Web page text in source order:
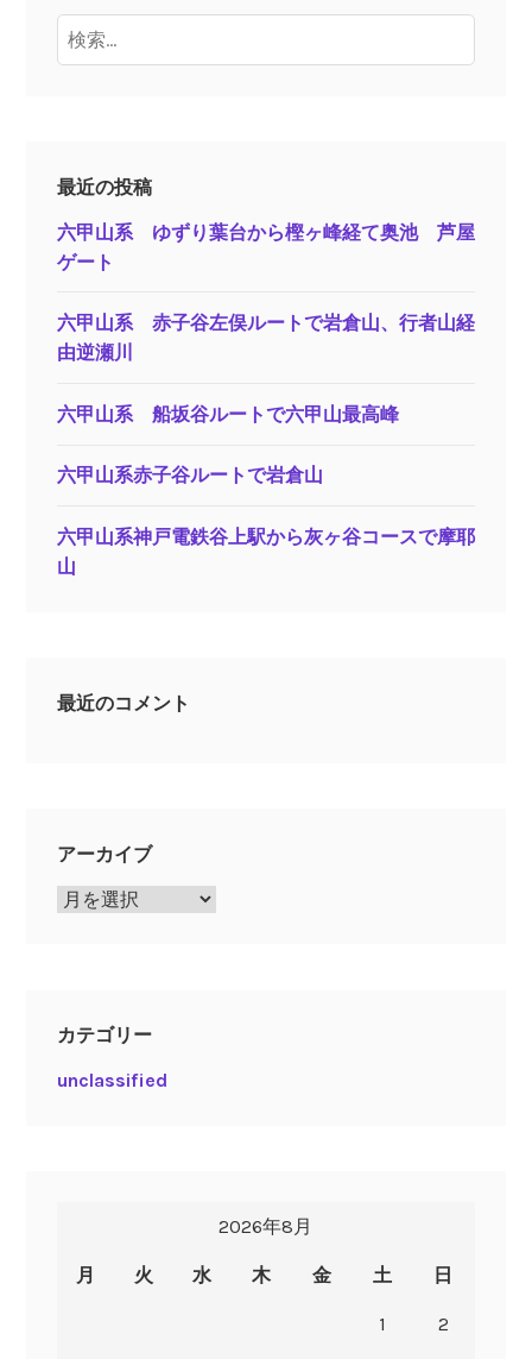
検
索:
最近の投稿
六甲山系 ゆずり葉台から樫ヶ峰経て奥池 芦屋
ゲート
六甲山系 赤子谷左俣ルートで岩倉山、行者山経
由逆瀬川
六甲山系 船坂谷ルートで六甲山最高峰
六甲山系赤子谷ルートで岩倉山
六甲山系神戸電鉄谷上駅から灰ヶ谷コースで摩耶
山
最近のコメント
アーカイブ
ア
カテゴリー
unclassified
2026年8月
月 火 水 木 金 土 日
1 2